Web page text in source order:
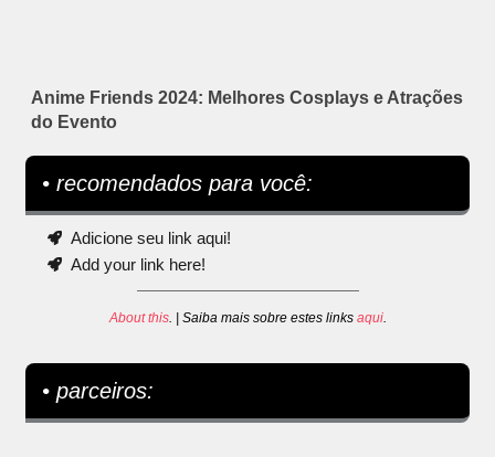
Anime Friends 2024: Melhores Cosplays e Atrações
do Evento
• recomendados para você:
Adicione seu link aqui!
Add your link here!
About this. | Saiba mais sobre estes links aqui.
• parceiros: